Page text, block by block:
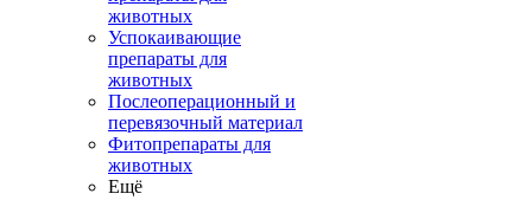
животных
Успокаивающие
препараты для
животных
Послеоперационный и
перевязочный материал
Фитопрепараты для
животных
Ещё